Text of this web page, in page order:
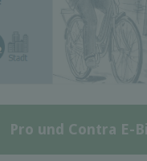
Pro und Contra E-